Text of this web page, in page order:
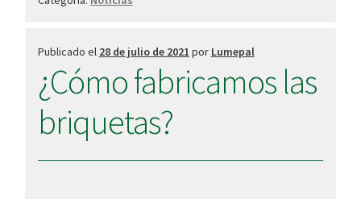
Publicado el 28 de julio de 2021 por Lumepal
¿Cómo fabricamos las
briquetas?